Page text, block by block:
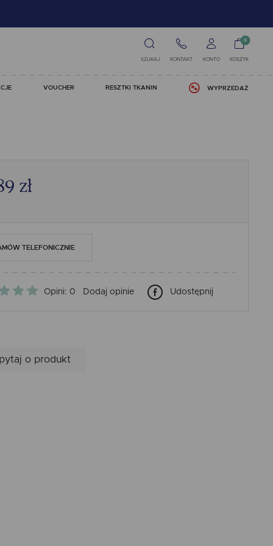
SZUKAJ KONTAKT KONTO
0
KOSZYK
VOUCHER RESZTKI TKANIN WYPRZEDAŻ
zł
TELEFONICZNIE
Opini: 0 Dodaj opinie Udostępnij
o produkt